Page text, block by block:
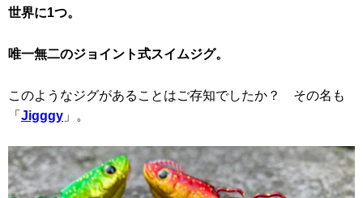
世界に1つ。
唯一無二のジョイント式スイムジグ。
このようなジグがあることはご存知でしたか？ その名も
「 Jigggy 」。